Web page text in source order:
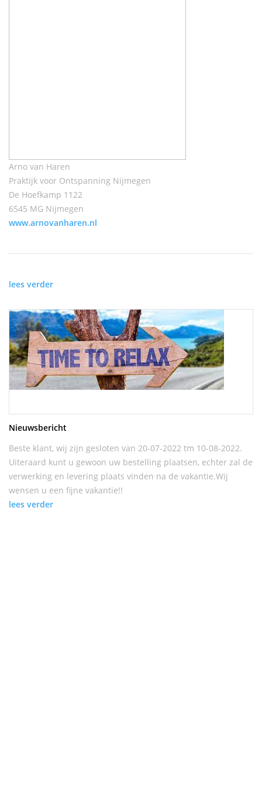
Arno van Haren
Praktijk voor Ontspanning Nijmegen
De Hoefkamp 1122
6545 MG Nijmegen
www.arnovanharen.nl
lees verder
Nieuwsbericht
Beste klant, wij zijn gesloten van 20-07-2022 tm 10-08-2022.
Uiteraard kunt u gewoon uw bestelling plaatsen, echter zal de
verwerking en levering plaats vinden na de vakantie.Wij
wensen u een fijne vakantie!!
lees verder